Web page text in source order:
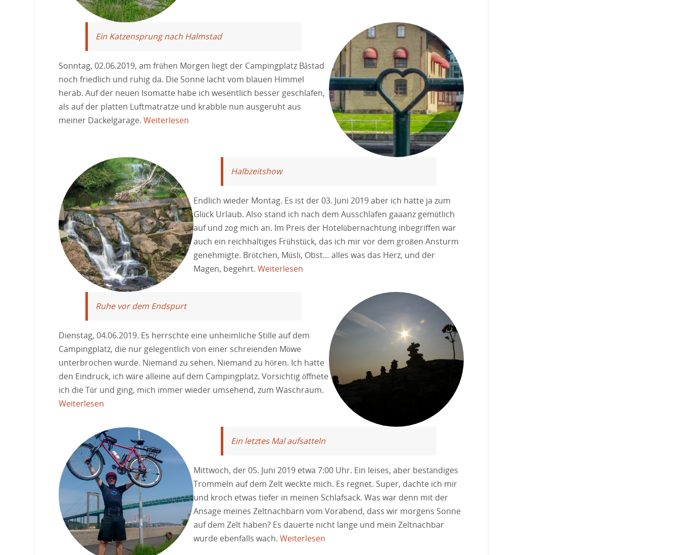
Ein Katzensprung nach Halmstad
Sonntag, 02.06.2019, am frühen Morgen liegt der Campingplatz Båstad
noch friedlich und ruhig da. Die Sonne lacht vom blauen Himmel
herab. Auf der neuen Isomatte habe ich wesentlich besser geschlafen,
als auf der platten Luftmatratze und krabble nun ausgeruht aus
meiner Dackelgarage. Weiterlesen
Halbzeitshow
Endlich wieder Montag. Es ist der 03. Juni 2019 aber ich hatte ja zum
Glück Urlaub. Also stand ich nach dem Ausschlafen gaaanz gemütlich
auf und zog mich an. Im Preis der Hotelübernachtung inbegriffen war
auch ein reichhaltiges Frühstück, das ich mir vor dem großen Ansturm
genehmigte. Brötchen, Müsli, Obst… alles was das Herz, und der
Magen, begehrt.Weiterlesen
Ruhe vor dem Endspurt
Dienstag, 04.06.2019. Es herrschte eine unheimliche Stille auf dem
Campingplatz, die nur gelegentlich von einer schreienden Möwe
unterbrochen wurde. Niemand zu sehen. Niemand zu hören. Ich hatte
den Eindruck, ich wäre alleine auf dem Campingplatz. Vorsichtig öffnete
ich die Tür und ging, mich immer wieder umsehend, zum Waschraum.
Weiterlesen
Ein letztes Mal aufsatteln
Mittwoch, der 05. Juni 2019 etwa 7:00 Uhr. Ein leises, aber beständiges
Trommeln auf dem Zelt weckte mich. Es regnet. Super, dachte ich mir
und kroch etwas tiefer in meinen Schlafsack. Was war denn mit der
Ansage meines Zeltnachbarn vom Vorabend, dass wir morgens Sonne
auf dem Zelt haben? Es dauerte nicht lange und mein Zeltnachbar
wurde ebenfalls wach.Weiterlesen